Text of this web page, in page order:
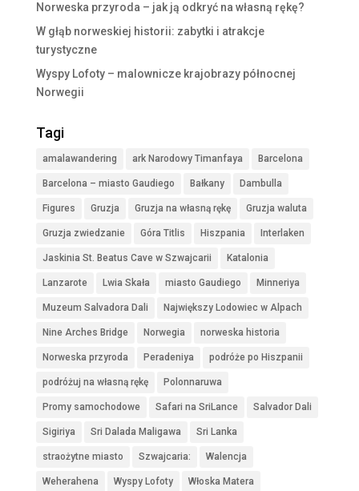
Norweska przyroda – jak ją odkryć na własną rękę?
W głąb norweskiej historii: zabytki i atrakcje
turystyczne
Wyspy Lofoty – malownicze krajobrazy północnej
Norwegii
Tagi
amalawandering ark Narodowy Timanfaya Barcelona
Barcelona – miasto Gaudiego Bałkany Dambulla
Figures Gruzja Gruzja na własną rękę Gruzja waluta
Gruzja zwiedzanie Góra Titlis Hiszpania Interlaken
Jaskinia St. Beatus Cave w Szwajcarii Katalonia
Lanzarote Lwia Skała miasto Gaudiego Minneriya
Muzeum Salvadora Dali Największy Lodowiec w Alpach
Nine Arches Bridge Norwegia norweska historia
Norweska przyroda Peradeniya podróże po Hiszpanii
podróżuj na własną rękę Polonnaruwa
Promy samochodowe Safari na SriLance Salvador Dali
Sigiriya Sri Dalada Maligawa Sri Lanka
straożytne miasto Szwajcaria: Walencja
Weherahena Wyspy Lofoty Włoska Matera